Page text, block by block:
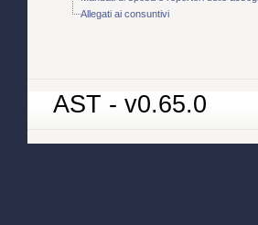
Allegati ai consuntivi
AST - v0.65.0